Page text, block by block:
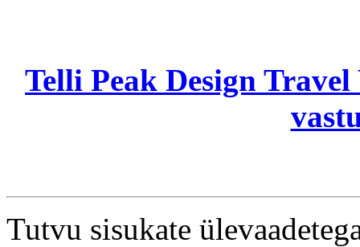
Telli Peak Design
Tutvu sisukate